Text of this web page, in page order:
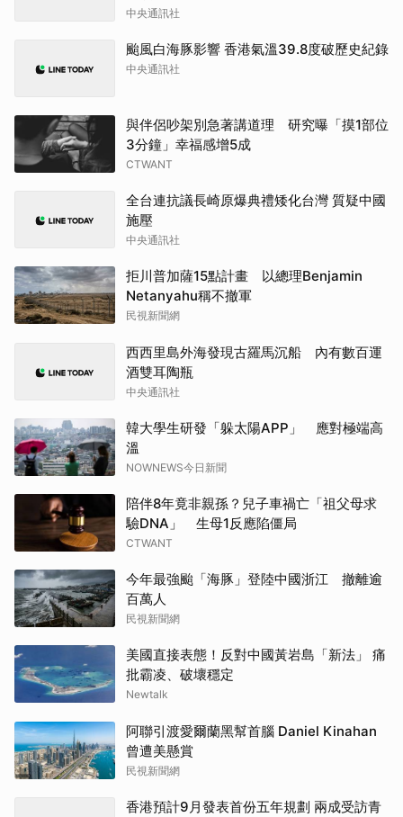
中央通訊社
颱風白海豚影響 香港氣溫39.8度破歷史紀錄
中央通訊社
與伴侶吵架別急著講道理 研究曝「摸1部位
3分鐘」幸福感增5成
CTWANT
全台連抗議長崎原爆典禮矮化台灣 質疑中國
施壓
中央通訊社
拒川普加薩15點計畫 以總理Benjamin
Netanyahu稱不撤軍
民視新聞網
西西里島外海發現古羅馬沉船 內有數百運
酒雙耳陶瓶
中央通訊社
韓大學生研發「躲太陽APP」 應對極端高
溫
NOWNEWS今日新聞
陪伴8年竟非親孫？兒子車禍亡「祖父母求
驗DNA」 生母1反應陷僵局
CTWANT
今年最強颱「海豚」登陸中國浙江 撤離逾
百萬人
民視新聞網
美國直接表態！反對中國黃岩島「新法」 痛
批霸凌、破壞穩定
Newtalk
阿聯引渡愛爾蘭黑幫首腦 Daniel Kinahan
曾遭美懸賞
民視新聞網
香港預計9月發表首份五年規劃 兩成受訪青